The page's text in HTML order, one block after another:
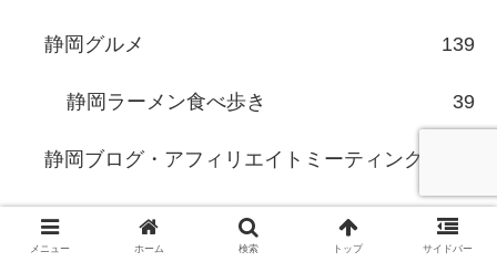
静岡グルメ 139
静岡ラーメン食べ歩き 39
静岡ブログ・アフィリエイトミーティング
静岡ライフハック研究会 25
メニュー ホーム 検索 トップ サイドバー